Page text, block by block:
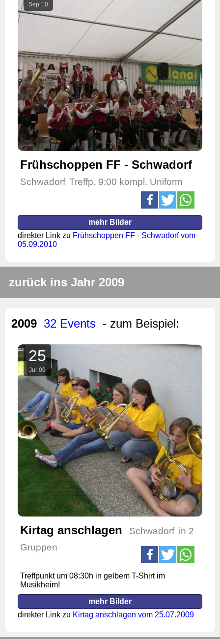
Sep 10
Frühschoppen FF - Schwadorf
Schwadorf Treffp. 9:00 kompl. Uniform
mehr Bilder
direkter Link zu Frühschoppen FF - Schwadorf vom
05.09.2010
zurück ins Jahr 2009
2009 32 Events - zum Beispiel:
25
Jul 09
Kirtag anschlagen Schwadorf in 2
Gruppen
Treffpunkt um 08:30h in gelbem T-Shirt im
Musikheim!
mehr Bilder
direkter Link zu Kirtag anschlagen vom 25.07.2009